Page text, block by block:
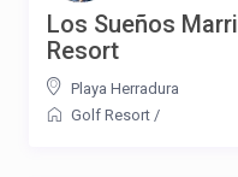
Los Sueños
Resort
Playa Herradura
Golf Resort /